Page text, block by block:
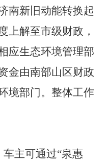
南新旧动能转换起
上解至市级财政，
应生态环境管理部
金由南部山区财政
境部门。整体工作
车主可通过“泉惠